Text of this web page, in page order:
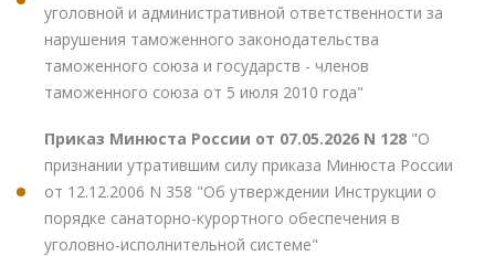
уголовной и административной ответственности за
нарушения таможенного законодательства
таможенного союза и государств - членов
таможенного союза от 5 июля 2010 года"
Приказ Минюста России от 07.05.2026 N 128 "О
признании утратившим силу приказа Минюста России
от 12.12.2006 N 358 "Об утверждении Инструкции о
порядке санаторно-курортного обеспечения в
уголовно-исполнительной системе"